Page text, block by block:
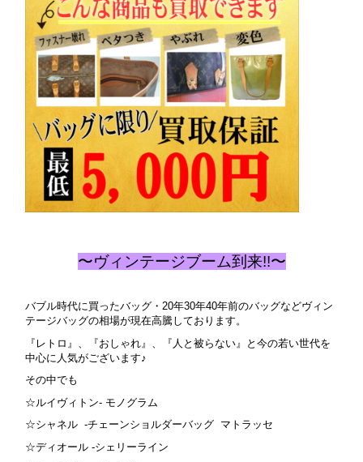
〜ヴィンテージブーム到来!!〜
バブル時代に買ったバッグ・20年30年40年前のバッグなどヴィン
テージバッグの相場が現在高騰しております。
『レトロ』、『おしゃれ』、『人と被らない』と今の若い世代を
中心に人気がございます♪
その中でも
☆ルイヴィトン- モノグラム
☆シャネル -チェーンショルダーバッグ マトラッセ
☆ディオール -シェリーライン